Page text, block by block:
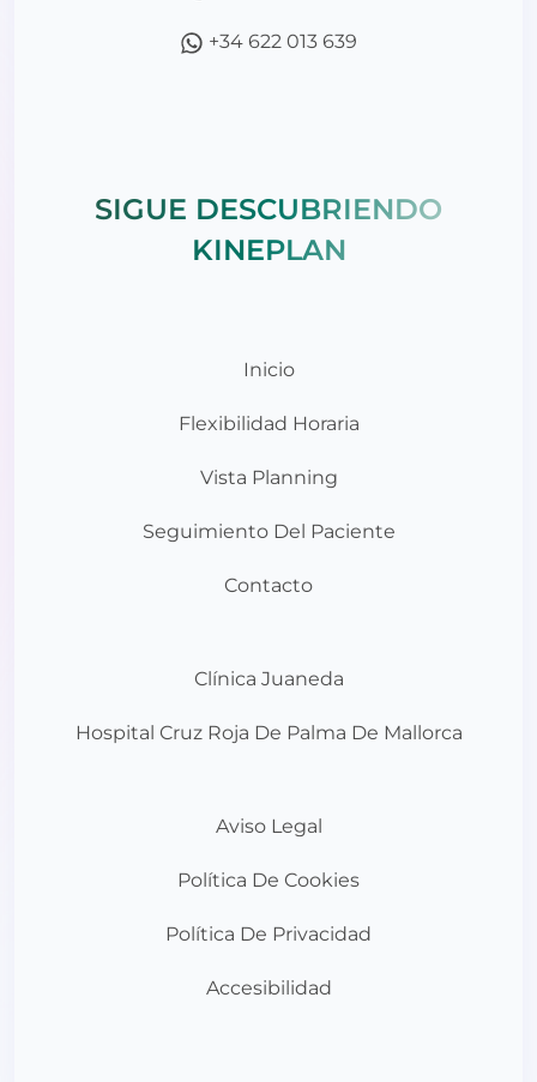
+34 622 013 639
SIGUE DESCUBRIENDO
KINEPLAN
Inicio
Flexibilidad Horaria
Vista Planning
Seguimiento Del Paciente
Contacto
Clínica Juaneda
Hospital Cruz Roja De Palma De Mallorca
Aviso Legal
Política De Cookies
Política De Privacidad
Accesibilidad